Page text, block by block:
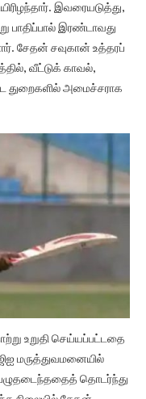
இவரையடுத்து,
இரண்டாவது
சேதன் சவுகான் உத்தரப்
வீட்டுக் காவல்,
துறைகளில் அமைச்சராக
உறுதி செய்யப்பட்டதை
மருத்துவமனையில்
பழுதடைந்ததைத் தொடர்ந்து